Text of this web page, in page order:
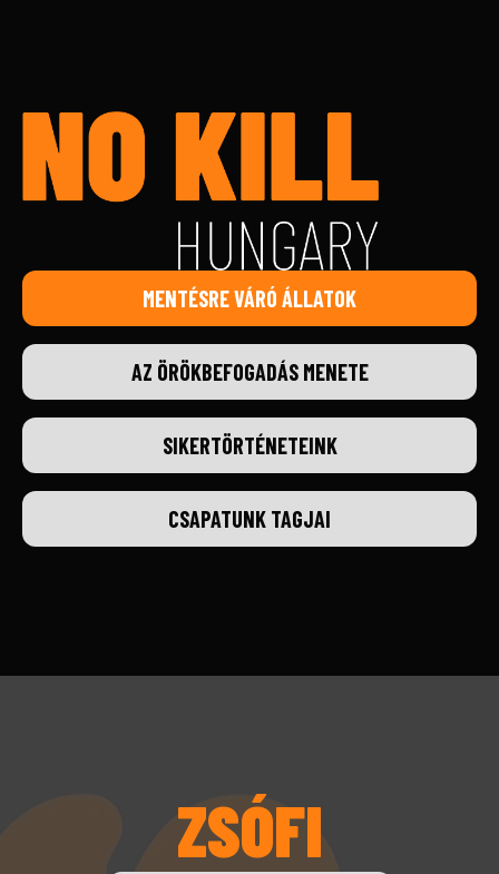
MENTÉSRE VÁRÓ ÁLLATOK
AZ ÖRÖKBEFOGADÁS MENETE
SIKERTÖRTÉNETEINK
CSAPATUNK TAGJAI
ZSÓFI